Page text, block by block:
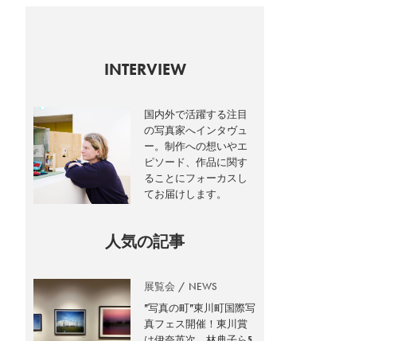
INTERVIEW
国内外で活躍する注目
の写真家へインタヴュ
ー。制作への想いやエ
ピソード、作品に関す
ることにフォーカスし
てお届けします。
人気の記事
展覧会 NEWS
”写真の町”東川町国際写
真フェス開催！東川賞